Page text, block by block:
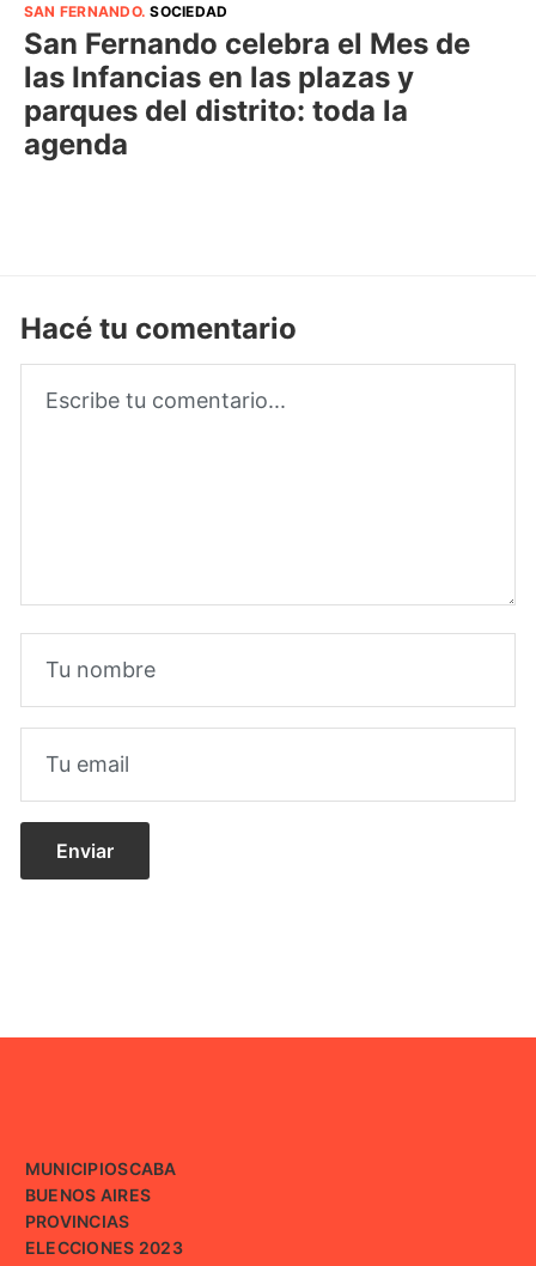
SAN FERNANDO.SOCIEDAD
San Fernando celebra el Mes de
las Infancias en las plazas y
parques del distrito: toda la
agenda
Hacé tu comentario
MUNICIPIOSCABA
BUENOS AIRES
PROVINCIAS
ELECCIONES 2023